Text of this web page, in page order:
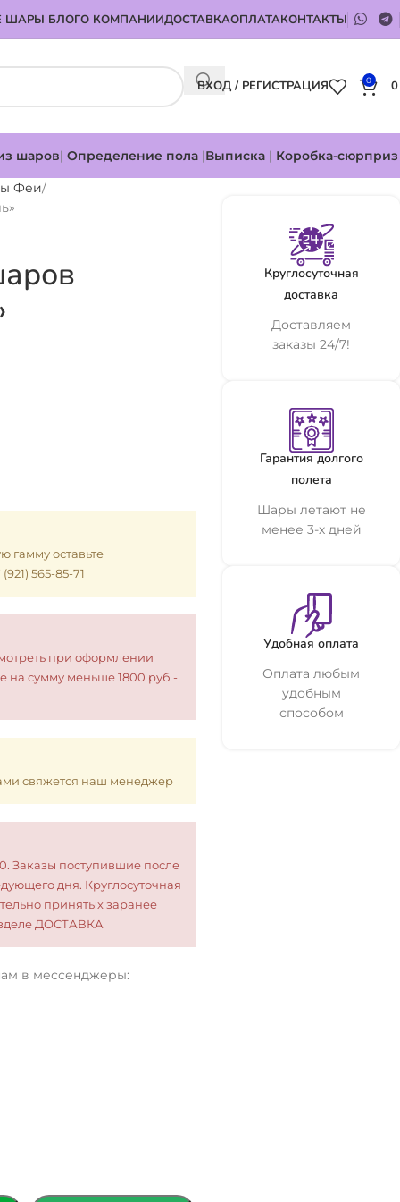
ШАРЫ БЛОГО КОМПАНИИДОСТАВКАОПЛАТАКОНТАКТЫ
ВХОД / РЕГИСТРАЦИЯ 0
шаров| Определение пола |Выписка | Коробка-сюрприз
Феи
гамму оставьте
565-85-71
при оформлении
на сумму меньше 1800 руб -
свяжется наш менеджер
Заказы поступившие после
дня. Круглосуточная
принятых заранее
ДОСТАВКА
в мессенджеры:
Круглосуточная
доставка
Доставляем
заказы 24/7!
Гарантия долгого
полета
Шары летают не
менее 3-х дней
Удобная оплата
Оплата любым
удобным
способом